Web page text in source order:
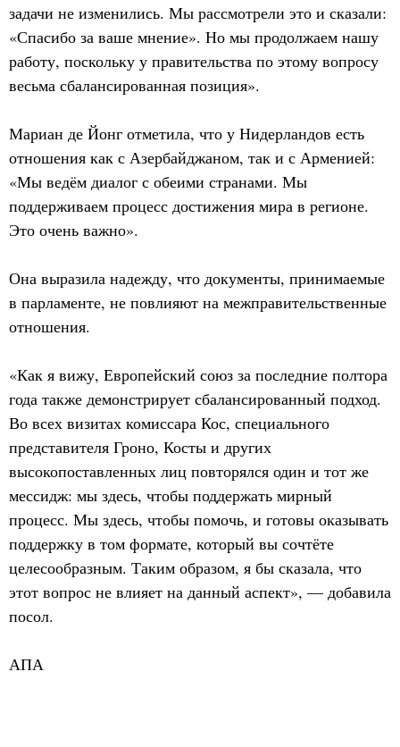
задачи не изменились. Мы рассмотрели это и сказали:
«Спасибо за ваше мнение». Но мы продолжаем нашу
работу, поскольку у правительства по этому вопросу
весьма сбалансированная позиция».
Мариан де Йонг отметила, что у Нидерландов есть
отношения как с Азербайджаном, так и с Арменией:
«Мы ведём диалог с обеими странами. Мы
поддерживаем процесс достижения мира в регионе.
Это очень важно».
Она выразила надежду, что документы, принимаемые
в парламенте, не повлияют на межправительственные
отношения.
«Как я вижу, Европейский союз за последние полтора
года также демонстрирует сбалансированный подход.
Во всех визитах комиссара Кос, специального
представителя Гроно, Косты и других
высокопоставленных лиц повторялся один и тот же
мессидж: мы здесь, чтобы поддержать мирный
процесс. Мы здесь, чтобы помочь, и готовы оказывать
поддержку в том формате, который вы сочтёте
целесообразным. Таким образом, я бы сказала, что
этот вопрос не влияет на данный аспект», — добавила
посол.
АПА